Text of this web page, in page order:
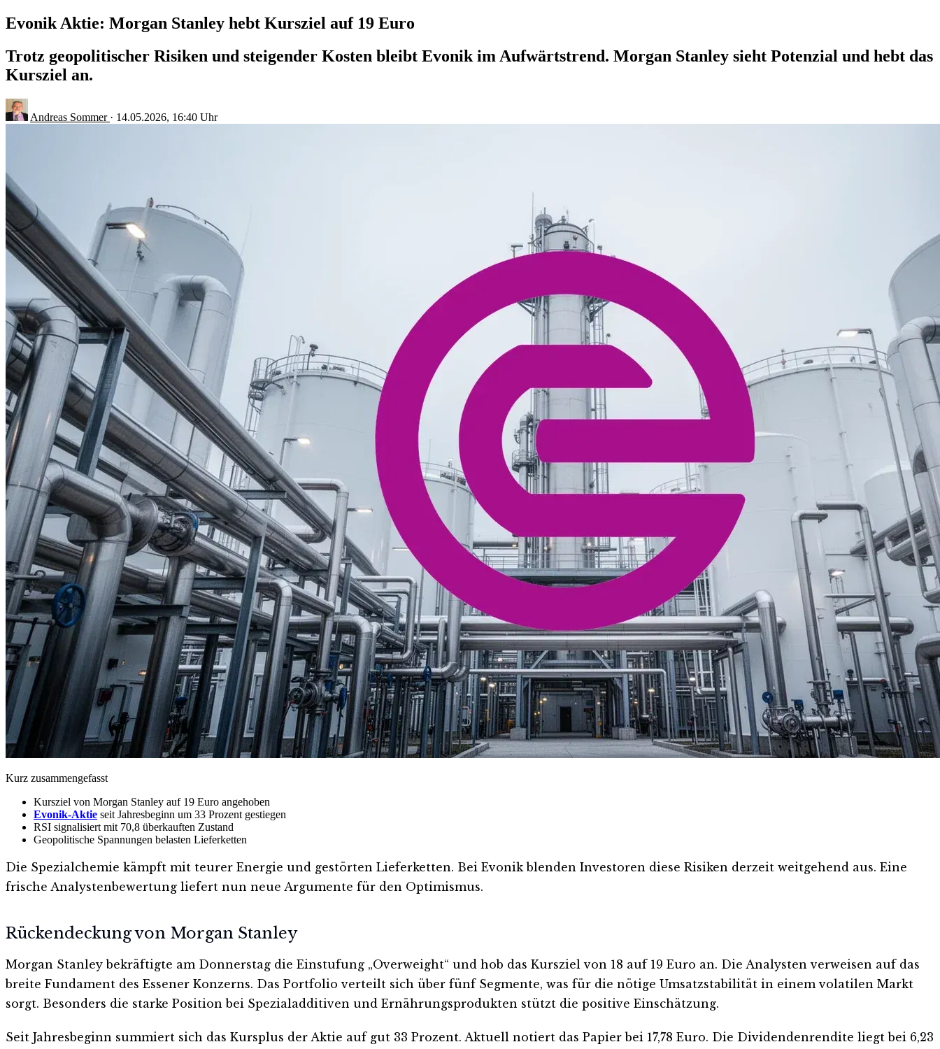
Evonik Aktie: Morgan Stanley hebt Kursziel auf 19 Euro
Trotz geopolitischer Risiken und steigender Kosten bleibt Evonik im Aufwärtstrend. Morgan Stanley sieht Potenzial und hebt das
Kursziel an.
Andreas Sommer · 14.05.2026, 16:40 Uhr
Kurz zusammengefasst
Kursziel von Morgan Stanley auf 19 Euro angehoben
Evonik-Aktie seit Jahresbeginn um 33 Prozent gestiegen
RSI signalisiert mit 70,8 überkauften Zustand
Geopolitische Spannungen belasten Lieferketten
Die Spezialchemie kämpft mit teurer Energie und gestörten Lieferketten. Bei Evonik blenden Investoren diese Risiken derzeit weitgehend aus. Eine
frische Analystenbewertung liefert nun neue Argumente für den Optimismus.
Rückendeckung von Morgan Stanley
Morgan Stanley bekräftigte am Donnerstag die Einstufung „Overweight“ und hob das Kursziel von 18 auf 19 Euro an. Die Analysten verweisen auf das
breite Fundament des Essener Konzerns. Das Portfolio verteilt sich über fünf Segmente, was für die nötige Umsatzstabilität in einem volatilen Markt
sorgt. Besonders die starke Position bei Spezialadditiven und Ernährungsprodukten stützt die positive Einschätzung.
Seit Jahresbeginn summiert sich das Kursplus der Aktie auf gut 33 Prozent. Aktuell notiert das Papier bei 17,78 Euro. Die Dividendenrendite liegt bei 6,23